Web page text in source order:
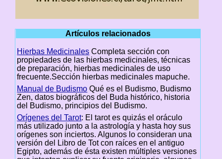
Artículos relacionados
Hierbas Medicinales Completa sección con
propiedades de las hierbas medicinales, técnicas
de preparación, hierbas medicinales de uso
frecuente.Sección hierbas medicinales mapuche.
Manual de Budismo Qué es el Budismo, Budismo
Zen, datos biográficos del Buda histórico, historia
del Budismo, principios del Budismo.
Orígenes del Tarot: El tarot es quizás el oráculo
más utilizado junto a la astrología y hasta hoy sus
orígenes son inciertos. Algunos lo consideran una
versión del Libro de Tot con raíces en el antiguo
Egipto, además de ésta existen múltiples versiones